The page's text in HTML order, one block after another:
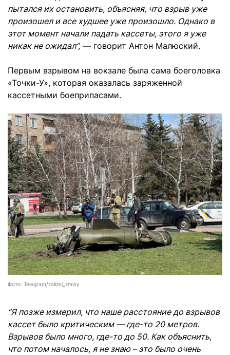
пытался их остановить, объясняя, что взрыв уже
произошел и все худшее уже произошло. Однако в
этот момент начали падать кассеты, этого я уже
никак не ожидал”, — говорит Антон Малюский.
Первым взрывом на вокзале была сама боеголовка
«Точки-У», которая оказалась заряженной
кассетными боеприпасами.
Фото: Telegram/zalizni_zminy
“Я позже измерил, что наше расстояние до взрывов
кассет было критическим — где-то 20 метров.
Взрывов было много, где-то до 50. Как объяснить,
что потом началось, я не знаю – это было очень